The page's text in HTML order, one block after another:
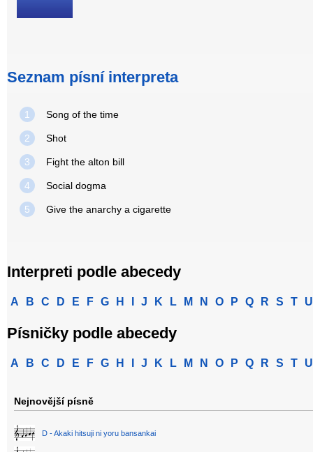
Seznam písní interpreta
1 Song of the time
2 Shot
3 Fight the alton bill
4 Social dogma
5 Give the anarchy a cigarette
Interpreti podle abecedy
A B C D E F G H J K L M N O P Q R S T U
Písničky podle abecedy
A B C D E F G H J K L M N O P Q R S T U
Nejnovější písně
D - Akaki hitsuji ni yoru bansankai